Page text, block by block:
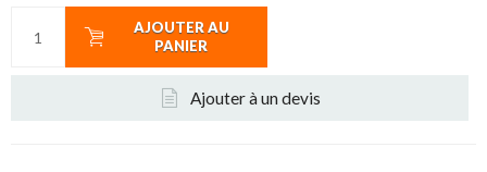
AJOUTER AU
PANIER
Ajouter à un devis